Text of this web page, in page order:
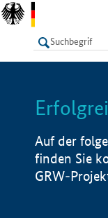
LISTE
Auf der
finden Sie
GRW-